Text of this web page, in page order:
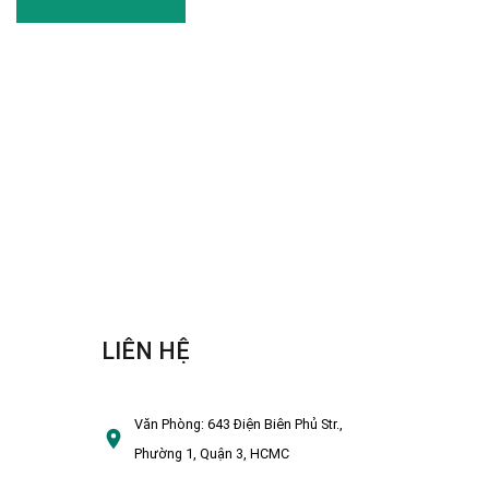
LIÊN HỆ
Văn Phòng:643 Điện Biên Phủ Str.,
Phường 1, Quận 3, HCMC